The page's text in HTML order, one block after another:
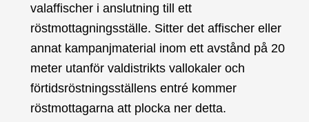
valaffischer i anslutning till ett
röstmottagningsställe. Sitter det affischer eller
annat kampanjmaterial inom ett avstånd på 20
meter utanför valdistrikts vallokaler och
förtidsröstningsställens entré kommer
röstmottagarna att plocka ner detta.